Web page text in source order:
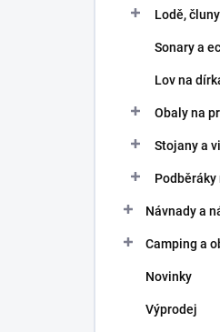
Lodě,
Sonary a
Lov na
Obaly na
Stojany a
Podběráky
Návnady a
Camping a
Novinky
Výprodej